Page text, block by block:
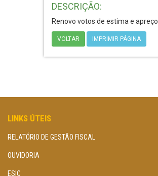
DESCRIÇÃO:
Renovo votos de estima e apreço.
VOLTAR IMPRIMIR PÁGINA
LINKS ÚTEIS
RELATÓRIO DE GESTÃO FISCAL
OUVIDORIA
ESIC